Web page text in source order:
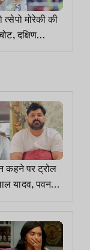
मोरेकी की
दक्षिण
खिलाफ रिटायर
कहने पर ट्रोल
यादव, पवन
आलोचना